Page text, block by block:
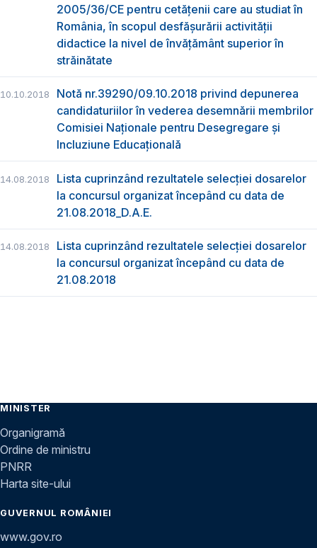
2005/36/CE pentru cetăţenii care au studiat în
România, în scopul desfăşurării activităţii
didactice la nivel de învățământ superior în
străinătate
10.10.2018
Notă nr.39290/09.10.2018 privind depunerea
candidaturiilor în vederea desemnării membrilor
Comisiei Naționale pentru Desegregare și
Incluziune Educațională
14.08.2018
Lista cuprinzând rezultatele selecției dosarelor
la concursul organizat începând cu data de
21.08.2018_D.A.E.
14.08.2018
Lista cuprinzând rezultatele selecției dosarelor
la concursul organizat începând cu data de
21.08.2018
MINISTER
Organigramă
Ordine de ministru
PNRR
Harta site-ului
GUVERNUL ROMÂNIEI
www.gov.ro